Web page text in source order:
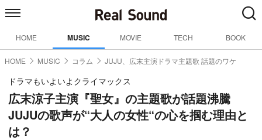
HOME MUSIC MOVIE TECH BOOK
HOME MUSIC コラム JUJU、広末主演ドラマ主題歌 話題のワケ
ドラマもいよいよクライマックス
広末涼子主演『聖女』の主題歌が話題沸騰
JUJUの歌声が“大人の女性“の心を掴む理由と
は？